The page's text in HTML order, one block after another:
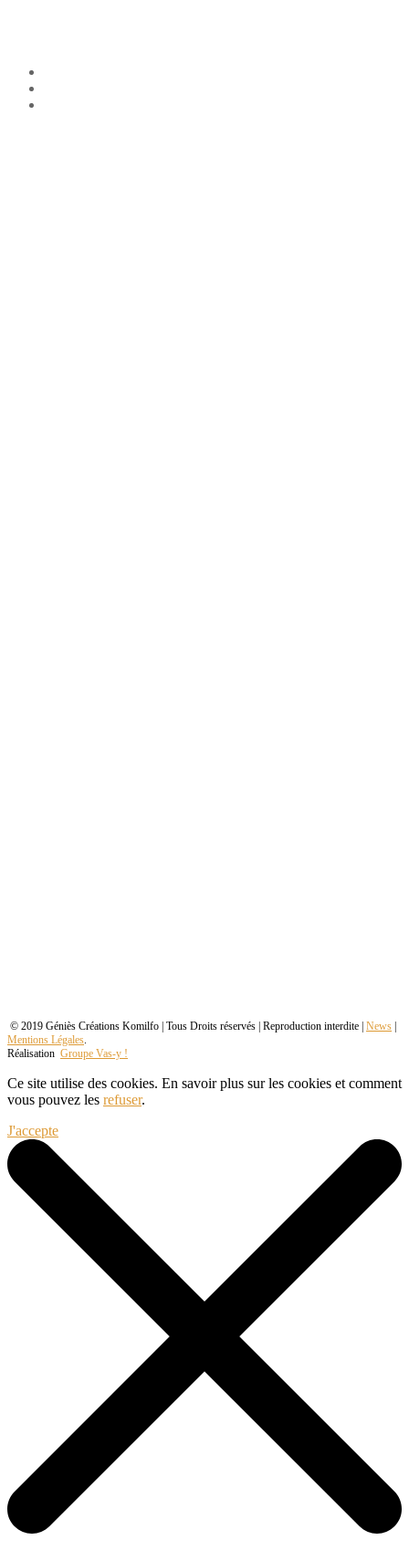
© 2019 Géniès Créations Komilfo | Tous Droits réservés | Reproduction interdite | News
Mentions Légales.
Réalisation Groupe Vas-y !
Ce site utilise des cookies. En savoir plus sur les cookies et comment
vous pouvez les refuser.
J'accepte